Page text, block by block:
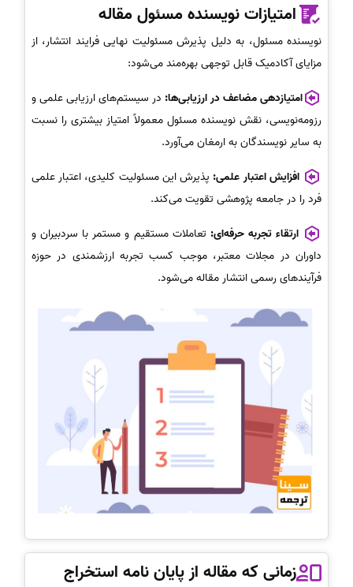
امتیازات نویسنده مسئول مقاله
نویسنده مسئول، به دلیل پذیرش مسئولیت نهایی فرایند انتشار، از
مزایای آکادمیک قابل توجهی بهره‌مند می‌شود:
امتیازدهی مضاعف در ارزیابی‌ها: در سیستم‌های ارزیابی علمی و
رزومه‌نویسی، نقش نویسنده مسئول معمولاً امتیاز بیشتری را نسبت
به سایر نویسندگان به ارمغان می‌آورد.
افزایش اعتبار علمی: پذیرش این مسئولیت کلیدی، اعتبار علمی
فرد را در جامعه پژوهشی تقویت می‌کند.
ارتقاء تجربه حرفه‌ای: تعاملات مستقیم و مستمر با سردبیران و
داوران در مجلات معتبر، موجب کسب تجربه ارزشمندی در حوزه
فرآیندهای رسمی انتشار مقاله می‌شود.
زمانی که مقاله از پایان نامه استخراج